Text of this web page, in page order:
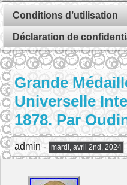
Conditions d’utilisation
Déclaration de
Grande
Universelle
1878. Par
admin - mardi, avril 2nd, 2024